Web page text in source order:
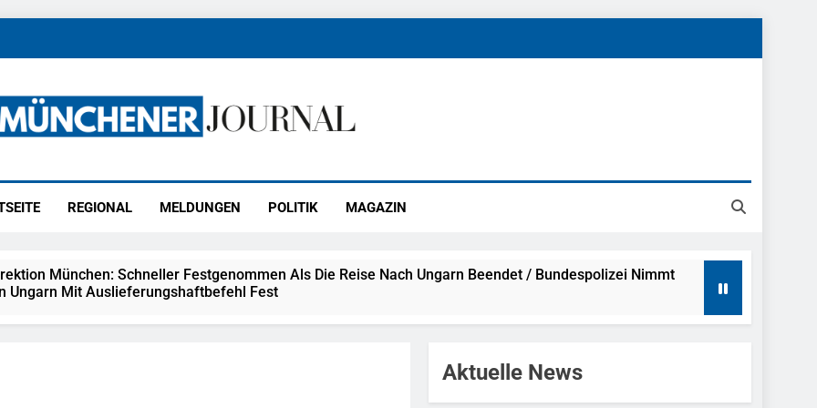
REGIONAL MELDUNGEN POLITIK MAGAZIN
München: Schneller Festgenommen Als Die Reise Nach Ungarn Beendet / Bundespolizei Nimmt
Ungarn Mit Auslieferungshaftbefehl Fest
Aktuelle News